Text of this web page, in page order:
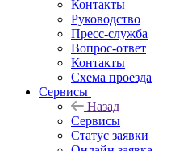
Контакты
Руководство
Пресс-служба
Вопрос-ответ
Контакты
Схема проезда
Сервисы
Назад
Сервисы
Статус заявки